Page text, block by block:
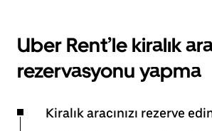
Uber Rent’le kiralık
rezervasyonu yapma
Kiralık aracınızı rezerve